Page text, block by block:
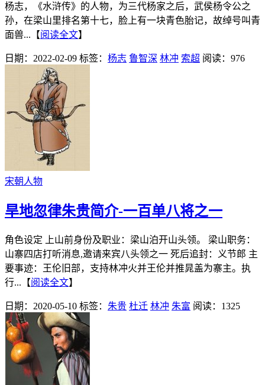
杨志，《水浒传》的人物，为三代杨家之后，武侯杨令公之
孙，在梁山里排名第十七，脸上有一块青色胎记，故绰号叫青
面兽...【阅读全文】
日期：2022-02-09 标签： 杨志 鲁智深 林冲 索超 阅读：976
宋朝人物
旱地忽律朱贵简介-一百单八将之一
角色设定 上山前身份及职业：梁山泊开山头领。 梁山职务：
山寨四店打听消息,邀请来宾八头领之一 死后追封：义节郎 主
要事迹：王伦旧部，支持林冲火并王伦并推晁盖为寨主。执
行...【阅读全文】
日期：2020-05-10 标签： 朱贵 杜迁 林冲 朱富 阅读：1325